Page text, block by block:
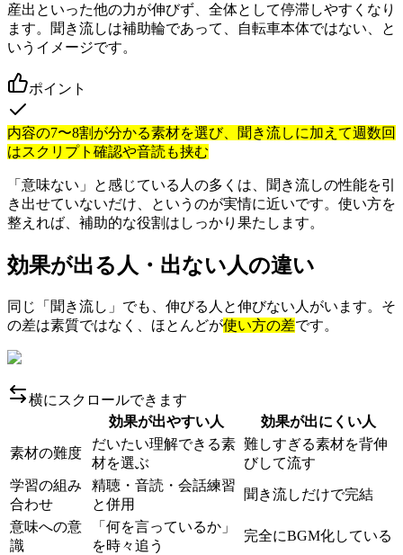
産出といった他の力が伸びず、全体として停滞しやすくなり
ます。聞き流しは補助輪であって、自転車本体ではない、と
いうイメージです。
ポイント
内容の7〜8割が分かる素材を選び、聞き流しに加えて週数回
はスクリプト確認や音読も挟む
「意味ない」と感じている人の多くは、聞き流しの性能を引
き出せていないだけ、というのが実情に近いです。使い方を
整えれば、補助的な役割はしっかり果たします。
効果が出る人・出ない人の違い
同じ「聞き流し」でも、伸びる人と伸びない人がいます。そ
の差は素質ではなく、ほとんどが使い方の差です。
横にスクロールできます
効果が出やすい人
効果が出にくい人
素材の難度
だいたい理解できる素
材を選ぶ
難しすぎる素材を背伸
びして流す
学習の組み
合わせ
精聴・音読・会話練習
と併用
聞き流しだけで完結
意味への意
識
「何を言っているか」
を時々追う
完全にBGM化している